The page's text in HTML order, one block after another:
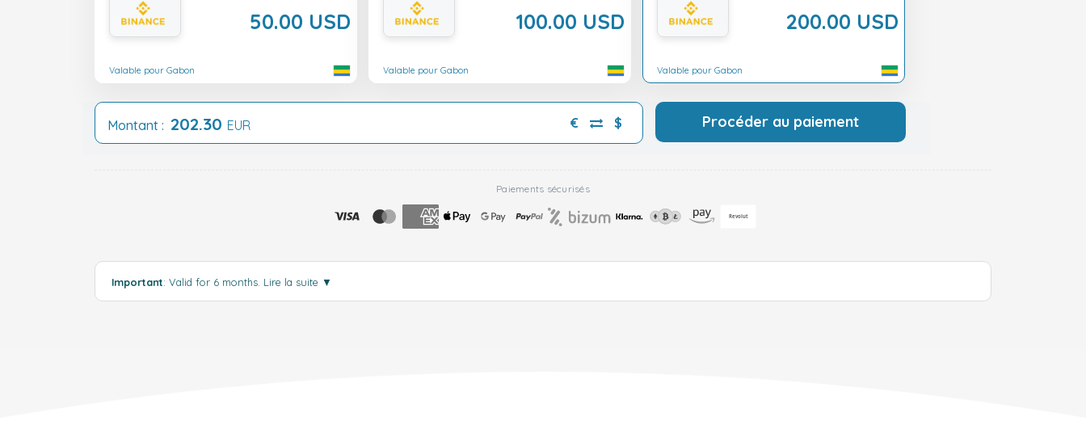
50.00 USD
Valable pour Gabon
100.00 USD
Valable pour Gabon
200.00 USD
Valable pour Gabon
Montant : 202.30 EUR € $ Procéder au paiement
Paiements sécurisés
Important: Valid for 6 months. Lire la suite ▼